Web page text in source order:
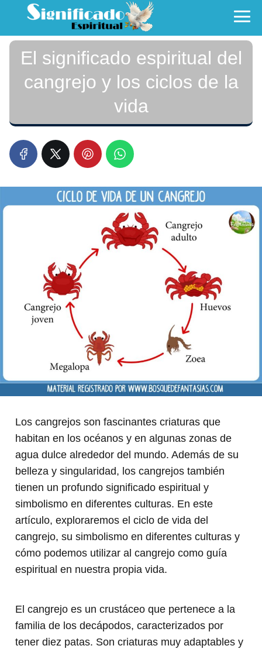
El significado espiritual del
cangrejo y los ciclos de la
vida
Los cangrejos son fascinantes criaturas que
habitan en los océanos y en algunas zonas de
agua dulce alrededor del mundo. Además de su
belleza y singularidad, los cangrejos también
tienen un profundo significado espiritual y
simbolismo en diferentes culturas. En este
artículo, exploraremos el ciclo de vida del
cangrejo, su simbolismo en diferentes culturas y
cómo podemos utilizar al cangrejo como guía
espiritual en nuestra propia vida.
El cangrejo es un crustáceo que pertenece a la
familia de los decápodos, caracterizados por
tener diez patas. Son criaturas muy adaptables y